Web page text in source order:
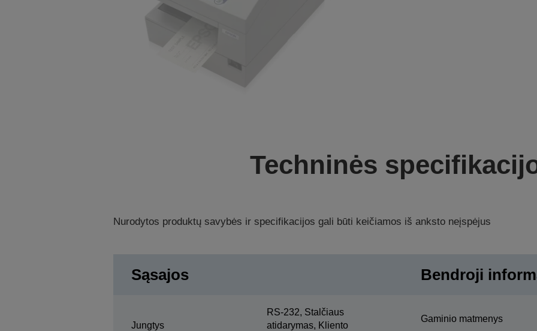
Techninės
Nurodytos produktų savybės ir specifikacijos gali būti keičiamos iš anksto neįspėjus
Sąsajos
Jungtys
RS-232, Stalčiaus
atidarymas, Kliento
Bendroji
Gaminio matmenys